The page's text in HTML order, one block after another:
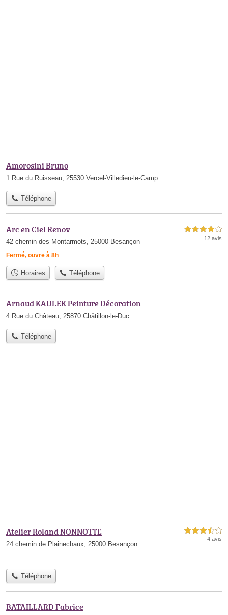
Amorosini Bruno
1 Rue du Ruisseau, 25530 Vercel-Villedieu-le-Camp
Téléphone
Arc en Ciel Renov
42 chemin des Montarmots, 25000 Besançon
Fermé, ouvre à 8h
4,0 étoiles sur 5
12 avis
Horaires Téléphone
Arnaud KAULEK Peinture Décoration
4 Rue du Château, 25870 Châtillon-le-Duc
Téléphone
Atelier Roland NONNOTTE
24 chemin de Plainechaux, 25000 Besançon
3,5 étoiles sur 5
4 avis
Téléphone
BATAILLARD Fabrice